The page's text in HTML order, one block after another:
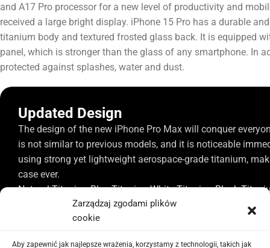
Zarządzaj zgodami plików
cookie
Aby zapewnić jak najlepsze wrażenia, korzystamy z technologii, takich jak
and A17 Pro processor for a new level of productivity and
received a large bright display. iPhone 15 Pro has a durable
titanium body and textured frosted glass back. It is equipped
panel, which is stronger than the glass of any smartphone. In
protected against splashes, water and dust.
Updated Design
The design of the new iPhone Pro Max will conquer
is not similar to previous models, and it is noticeable
using strong yet lightweight aerospace-grade titanium,
case ever.
Natural TitaniumBlue TitaniumWhite TitaniumBlack